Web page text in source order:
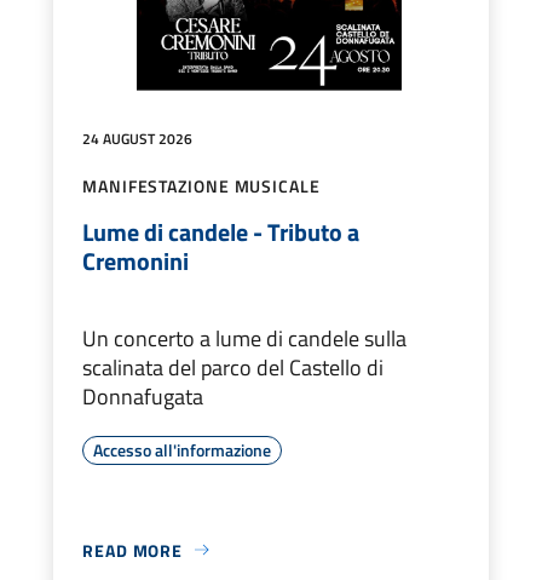
24 AUGUST 2026
MANIFESTAZIONE MUSICALE
Lume di candele - Tributo a
Cremonini
Un concerto a lume di candele sulla
scalinata del parco del Castello di
Donnafugata
Accesso all'informazione
READ MORE